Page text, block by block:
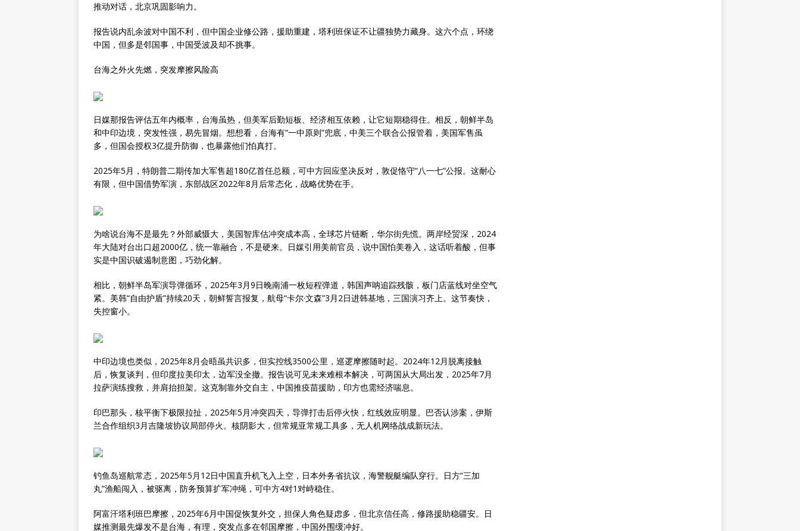
推动对话，北京巩固影响力。
报告说内乱余波对中国不利，但中国企业修公路，援助重建，塔利班保证不让疆独势力藏身。这六个点，环绕
中国，但多是邻国事，中国受波及却不挑事。
台海之外火先燃，突发摩擦风险高
日媒那报告评估五年内概率，台海虽热，但美军后勤短板、经济相互依赖，让它短期稳得住。相反，朝鲜半岛
和中印边境，突发性强，易先冒烟。想想看，台海有“一中原则”兜底，中美三个联合公报管着，美国军售虽
多，但国会授权3亿提升防御，也暴露他们怕真打。
2025年5月，特朗普二期传加大军售超180亿首任总额，可中方回应坚决反对，敦促恪守“八一七”公报。这耐心
有限，但中国借势军演，东部战区2022年8月后常态化，战略优势在手。
为啥说台海不是最先？外部威慑大，美国智库估冲突成本高，全球芯片链断，华尔街先慌。两岸经贸深，2024
年大陆对台出口超2000亿，统一靠融合，不是硬来。日媒引用美前官员，说中国怕美卷入，这话听着酸，但事
实是中国识破遏制意图，巧劲化解。
相比，朝鲜半岛军演导弹循环，2025年3月9日晚南浦一枚短程弹道，韩国声呐追踪残骸，板门店蓝线对坐空气
紧。美韩“自由护盾”持续20天，朝鲜誓言报复，航母“卡尔·文森”3月2日进韩基地，三国演习齐上。这节奏快，
失控窗小。
中印边境也类似，2025年8月会晤虽共识多，但实控线3500公里，巡逻摩擦随时起。2024年12月脱离接触
后，恢复谈判，但印度拉美印太，边军没全撤。报告说可见未来难根本解决，可两国从大局出发，2025年7月
拉萨演练搜救，并肩抬担架。这克制靠外交自主，中国推疫苗援助，印方也需经济喘息。
印巴那头，核平衡下极限拉扯，2025年5月冲突四天，导弹打击后停火快，红线效应明显。巴否认涉案，伊斯
兰合作组织3月吉隆坡协议局部停火。核阴影大，但常规亚常规工具多，无人机网络战成新玩法。
钓鱼岛巡航常态，2025年5月12日中国直升机飞入上空，日本外务省抗议，海警舰艇编队穿行。日方“三加
丸”渔船闯入，被驱离，防务预算扩军冲绳，可中方4对1对峙稳住。
阿富汗塔利班巴摩擦，2025年6月中国促恢复外交，担保人角色疑虑多，但北京信任高，修路援助稳疆安。日
媒推测最先爆发不是台海，有理，突发点多在邻国摩擦，中国外围缓冲好。